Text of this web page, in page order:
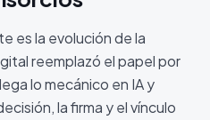
es la evolución de la
reemplazó el papel por
lo mecánico en IA y
la firma y el vínculo